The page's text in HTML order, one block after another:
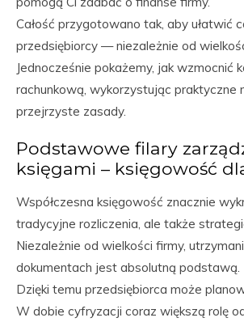
Całość przygotowano tak, aby ułatwić
przedsiębiorcy — niezależnie od
Jednocześnie pokażemy, jak wzmocnić
rachunkową, wykorzystując praktyczne
przejrzyste zasady.
Podstawowe filary
księgami – księgowość
Współczesna księgowość znacznie
tradycyjne rozliczenia, ale także
Niezależnie od wielkości firmy,
dokumentach jest absolutną podstawą.
Dzięki temu przedsiębiorca może
W dobie cyfryzacji coraz większą rolę